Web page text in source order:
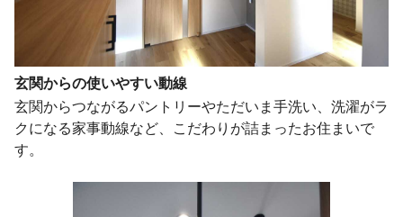
玄関からの使いやすい動線
玄関からつながるパントリーやただいま手洗い、洗濯がラ
クになる家事動線など、こだわりが詰まったお住まいで
す。